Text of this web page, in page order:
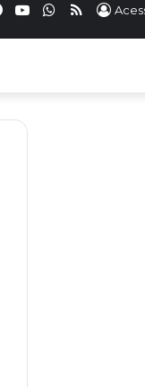
RSS
WhatsApp
YouTube
Facebook